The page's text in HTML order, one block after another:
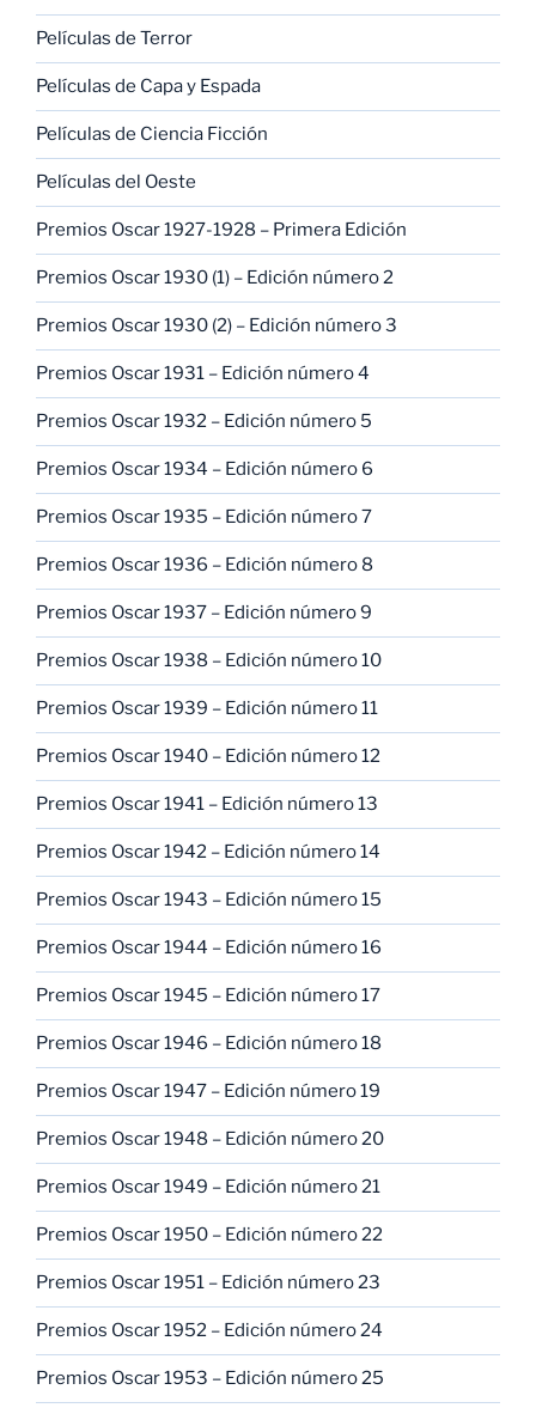
Películas de Terror
Películas de Capa y Espada
Películas de Ciencia Ficción
Películas del Oeste
Premios Oscar 1927-1928 – Primera Edición
Premios Oscar 1930 (1) – Edición número 2
Premios Oscar 1930 (2) – Edición número 3
Premios Oscar 1931 – Edición número 4
Premios Oscar 1932 – Edición número 5
Premios Oscar 1934 – Edición número 6
Premios Oscar 1935 – Edición número 7
Premios Oscar 1936 – Edición número 8
Premios Oscar 1937 – Edición número 9
Premios Oscar 1938 – Edición número 10
Premios Oscar 1939 – Edición número 11
Premios Oscar 1940 – Edición número 12
Premios Oscar 1941 – Edición número 13
Premios Oscar 1942 – Edición número 14
Premios Oscar 1943 – Edición número 15
Premios Oscar 1944 – Edición número 16
Premios Oscar 1945 – Edición número 17
Premios Oscar 1946 – Edición número 18
Premios Oscar 1947 – Edición número 19
Premios Oscar 1948 – Edición número 20
Premios Oscar 1949 – Edición número 21
Premios Oscar 1950 – Edición número 22
Premios Oscar 1951 – Edición número 23
Premios Oscar 1952 – Edición número 24
Premios Oscar 1953 – Edición número 25